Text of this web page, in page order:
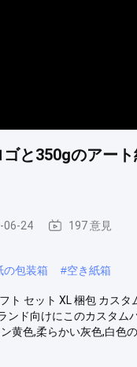
と350gのアー
06-24 197 意見
の包装箱 #空き紙箱
ト セット XL 梱包 カス
ンド向けにこのカスタ
黄色,柔らかい灰色,白色